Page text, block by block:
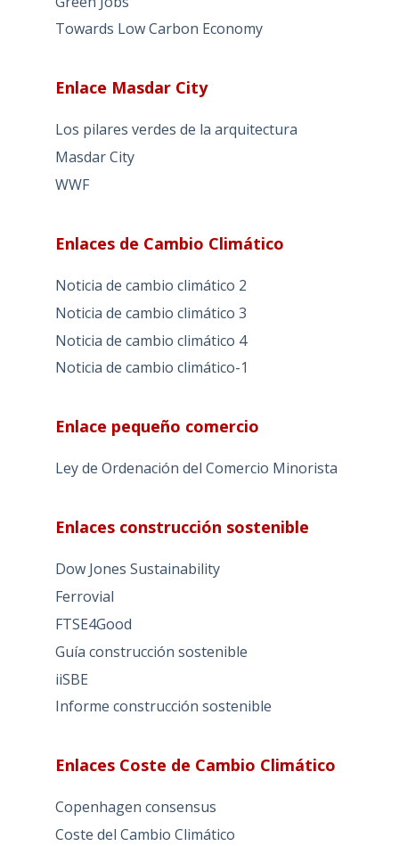
Towards Low Carbon Economy
Enlace Masdar City
Los pilares verdes de la arquitectura
Masdar City
WWF
Enlaces de Cambio Climático
Noticia de cambio climático 2
Noticia de cambio climático 3
Noticia de cambio climático 4
Noticia de cambio climático-1
Enlace pequeño comercio
Ley de Ordenación del Comercio Minorista
Enlaces construcción sostenible
Dow Jones Sustainability
Ferrovial
FTSE4Good
Guía construcción sostenible
iiSBE
Informe construcción sostenible
Enlaces Coste de Cambio Climático
Copenhagen consensus
Coste del Cambio Climático